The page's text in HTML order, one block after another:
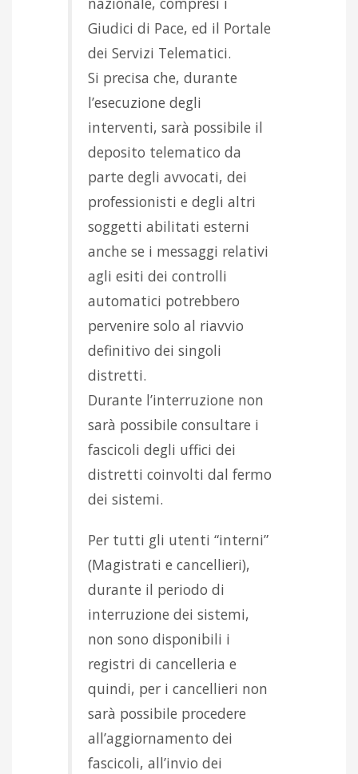
Giudici di Pace, ed il Portale
dei Servizi Telematici.
Si precisa che, durante
l’esecuzione degli
interventi, sarà possibile il
deposito telematico da
parte degli avvocati, dei
professionisti e degli altri
soggetti abilitati esterni
anche se i messaggi relativi
agli esiti dei controlli
automatici potrebbero
pervenire solo al riavvio
definitivo dei singoli
distretti.
Durante l’interruzione non
sarà possibile consultare i
fascicoli degli uffici dei
distretti coinvolti dal fermo
dei sistemi.
Per tutti gli utenti “interni”
(Magistrati e cancellieri),
durante il periodo di
interruzione dei sistemi,
non sono disponibili i
registri di cancelleria e
quindi, per i cancellieri non
sarà possibile procedere
all’aggiornamento dei
fascicoli, all’invio dei